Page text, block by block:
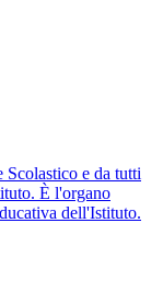
e da tutti
È l'organo
dell'Istituto.